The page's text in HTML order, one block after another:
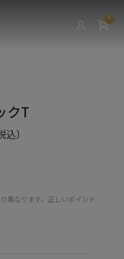
0
クT
込）
異なります。正しいポイント